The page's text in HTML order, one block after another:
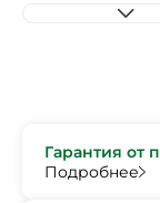
Гарантия от
Подробнее